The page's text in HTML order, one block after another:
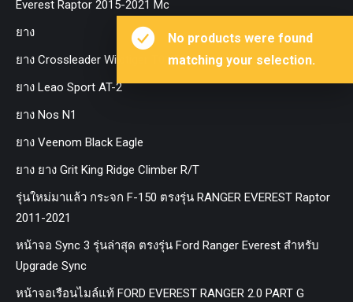
No products were found
matching your selection.
Everest Raptor 2015-2021 Mc
ยาง
ยาง Crossleader Wildtiger T01 Tires
ยาง Leao Sport AT-2
ยาง Nos N1
ยาง Veenom Black Eagle
ยาง ยาง Grit King Ridge Climber R/T
รุ่นใหม่มาแล้ว กระจก F-150 ตรงรุ่น RANGER EVEREST Raptor
2011-2021
หน้าจอ Sync 3 รุ่นล่าสุด ตรงรุ่น Ford Ranger Everest สำหรับ
Upgrade Sync
หน้าจอเรือนไมล์แท้ FORD EVEREST RANGER 2.0 PART G